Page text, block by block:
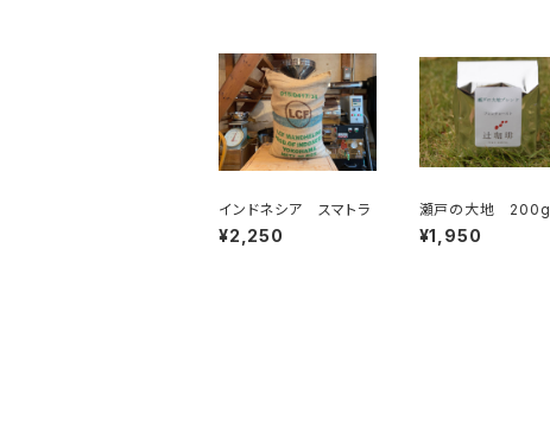
インドネシア スマトラ
¥2,250
瀬戸の大地 200g
¥1,950